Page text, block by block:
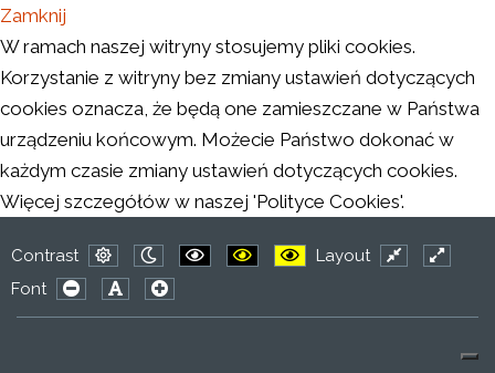
Zamknij
W ramach naszej witryny stosujemy pliki cookies.
Korzystanie z witryny bez zmiany ustawień dotyczących
cookies oznacza, że będą one zamieszczane w Państwa
urządzeniu końcowym. Możecie Państwo dokonać w
każdym czasie zmiany ustawień dotyczących cookies.
Więcej szczegółów w naszej 'Polityce Cookies'.
Contrast
Default
mode
Night
mode
Layout
Font